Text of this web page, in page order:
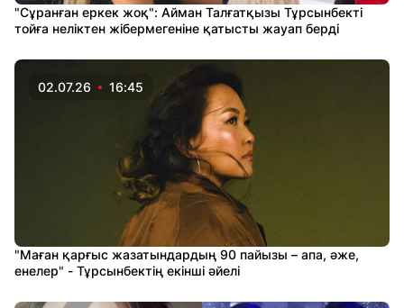
"Сұранған еркек жоқ": Айман Талғатқызы Тұрсынбекті
тойға неліктен жібермегеніне қатысты жауап берді
02.07.26 16:45
"Маған қарғыс жазатындардың 90 пайызы – апа, әже,
енелер" - Тұрсынбектің екінші әйелі